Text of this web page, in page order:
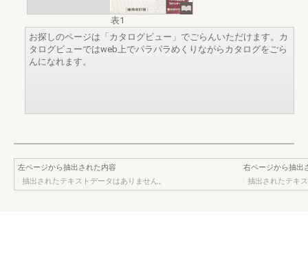
表1
お探しのページは「カタログビュー」でごらんいただけます。カ
タログビューではweb上でパラパラめくりながらカタログをごら
んになれます。
左ページから抽出された内容
抽出されたテキストデータはありません。
右ページから抽出
抽出されたテキ